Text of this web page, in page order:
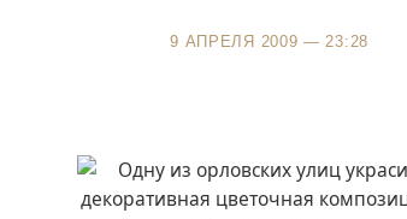
9 АПРЕЛЯ 2009 — 23:28